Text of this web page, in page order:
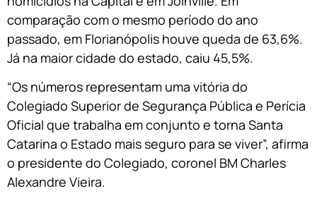
comparação com o mesmo período do ano
passado, em Florianópolis houve queda de 63,6%.
Já na maior cidade do estado, caiu 45,5%.
“Os números representam uma vitória do
Colegiado Superior de Segurança Pública e Perícia
Oficial que trabalha em conjunto e torna Santa
Catarina o Estado mais seguro para se viver”, afirma
o presidente do Colegiado, coronel BM Charles
Alexandre Vieira.